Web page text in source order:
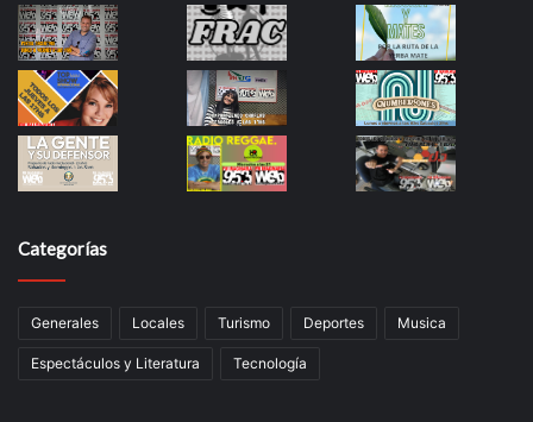
Categorías
Generales Locales Turismo Deportes Musica
Espectáculos y Literatura Tecnología